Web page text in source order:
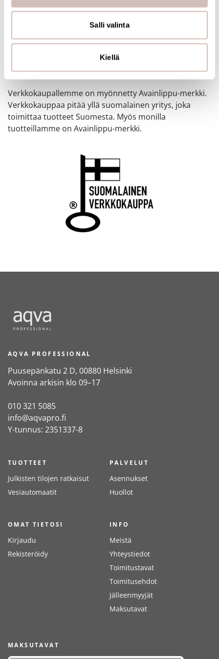
alan kumppaneillemme tietoja siitä, miten käytät
sivustoamme. Kumppanimme voivat yhdistää näitä
tietoja muihin tietoihin, joita olet antanut heille tai joita on
Salli valinta
Kiellä
SUOMALAINEN
VERKKOKAUPPA
Verkkokaupallemme on myönnetty Avainlippu-merkki.
Verkkokauppaa pitää yllä suomalainen yritys, joka
toimittaa tuotteet Suomesta. Myös monilla
tuotteillamme on Avainlippu-merkki.
AQVA PROFESSIONAL
Puusepänkatu 2 D, 00880 Helsinki
Avoinna arkisin klo 09–17
010 321 5085
info@aqvapro.fi
Y-tunnus: 2351337-8
TUOTTEET
Julkisten tilojen ratkaisut
Vesiautomaatit
PALVELUT
Asennukset
Huollot
OMAT TIETOSI
Kirjaudu
Rekisteröidy
INFO
Meistä
Yhteystiedot
Toimitustavat
Toimitusehdot
Jälleenmyyjät
Maksutavat
MAKSUTAVAT